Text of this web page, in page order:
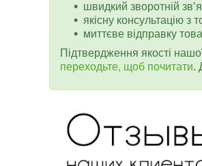
швидкий зворотній
якісну консультацію з
миттєве відправку
Підтвердження якості
переходьте, щоб почитати.